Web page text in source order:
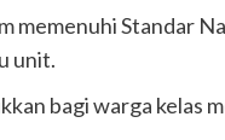
memenuhi Standar
unit.
bagi warga kelas